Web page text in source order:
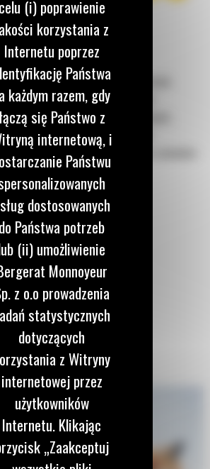
zadań rozściełania asfaltu w strefach
i używane przede wszystkim do
powierzchni asfaltowych i betonowych.
niedoskonałości przed ponownym
usuwania zniszczonych chodników, usuwania
i do zadań, w których używanie
jest ograniczone.
celu (i) poprawienie
korzystania z
Internetu poprzez
Państwa
każdym razem, gdy
się Państwo z
internetową, i
Państwu
dostosowanych
do Państwa potrzeb
(ii) umożliwienie
Monnoyeur
z o.o prowadzenia
statystycznych
dotyczących
z Witryny
internetowej przez
użytkowników
Internetu. Klikając
„Zaakceptuj